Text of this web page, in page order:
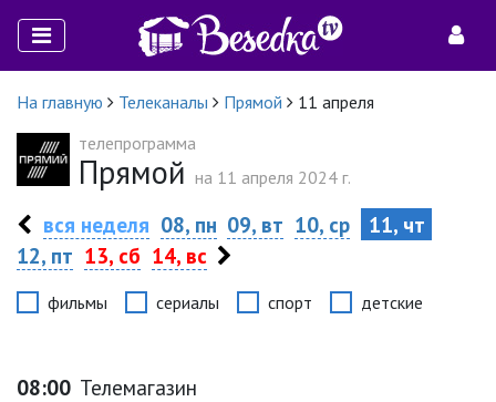
На главную Телеканалы Прямой
11 апреля
телепрограмма
Прямой на 11 апреля 2024 г.
вся неделя 08, пн 09, вт 10, ср
11, чт
12, пт 13, сб 14, вс
фильмы сериалы спорт детские
08:00 Телемагазин